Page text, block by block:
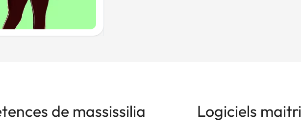
de massissilia Logiciels